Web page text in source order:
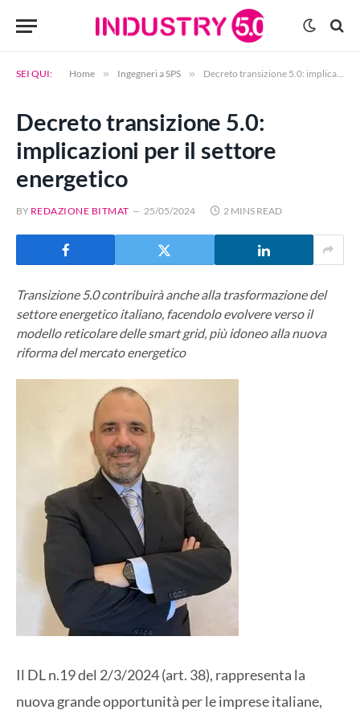
SEI QUI: Home » Ingegneri a SPS » Decreto transizione 5.0: implicazioni per il settore energetico
Decreto transizione 5.0:
implicazioni per il settore
energetico
BY REDAZIONE BITMAT 25/05/2024 2 MINS READ
Transizione 5.0 contribuirà anche alla trasformazione del
settore energetico italiano, facendolo evolvere verso il
modello reticolare delle smart grid, più idoneo alla nuova
riforma del mercato energetico
Il DL n.19 del 2/3/2024 (art. 38), rappresenta la
nuova grande opportunità per le imprese italiane,